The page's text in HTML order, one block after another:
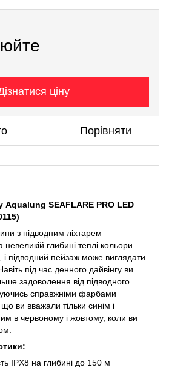
ціну
Порівняти
Aqualung SEAFLARE PRO LED
з підводним ліхтарем
глибині теплі кольори
підводний пейзаж може виглядати
під час денного дайвінгу ви
задоволення від підводного
справжніми фарбами
ви вважали тільки синім і
в червоному і жовтому, коли ви
IPX8 на глибині до 150 м